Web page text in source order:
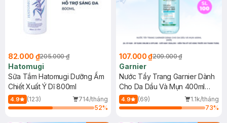
82.000 ₫205.000 ₫
Hatomugi
Sữa Tắm Hatomugi Dưỡng Ẩm
Chiết Xuất Ý Dĩ 800ml
4.9 (123)
714/tháng
52%
107.000 ₫209.000 ₫
Garnier
Nước Tẩy Trang Garnier Dành
Cho Da Dầu Và Mụn 400ml
(Mới)
4.9 (69)
1.1k/tháng
73%